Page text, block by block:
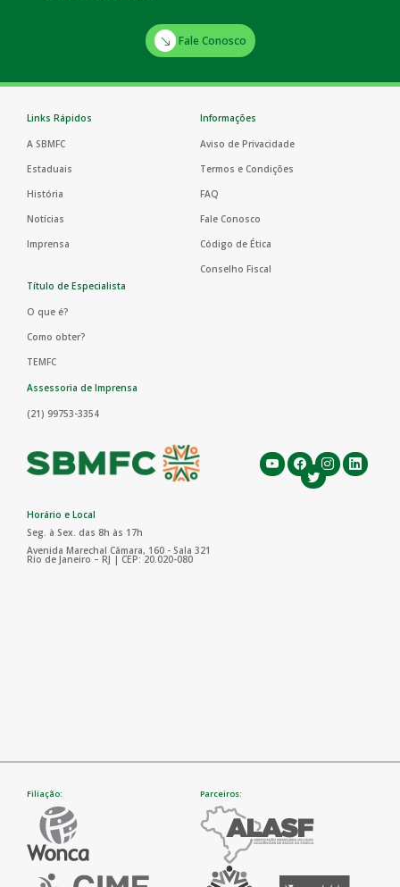
Fale Conosco
Links Rápidos
A SBMFC
Estaduais
História
Notícias
Imprensa
Informações
Aviso de Privacidade
Termos e Condições
FAQ
Fale Conosco
Código de Ética
Conselho Fiscal
Título de Especialista
O que é?
Como obter?
TEMFC
Assessoria de Imprensa
(21) 99753-3354
Horário e Local
Seg. à Sex. das 8h às 17h
Avenida Marechal Câmara, 160 - Sala 321
Rio de Janeiro – RJ | CEP: 20.020-080
Filiação: Parceiros: